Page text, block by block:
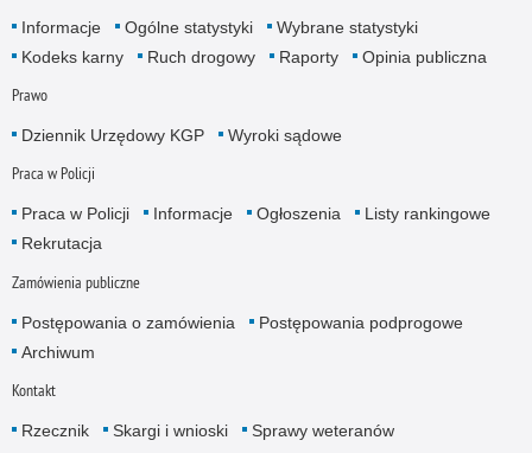
Informacje Ogólne statystyki
Wybrane statystyki
Kodeks karny
Ruch drogowy Raporty Opinia publiczna
Prawo
Dziennik Urzędowy KGP Wyroki sądowe
Praca w Policji
Praca w Policji Informacje Ogłoszenia
Listy rankingowe
Rekrutacja
Zamówienia publiczne
Postępowania o zamówienia
Postępowania podprogowe
Archiwum
Kontakt
Rzecznik Skargi i wnioski Sprawy weteranów